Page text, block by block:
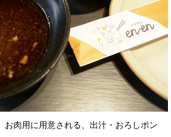
お肉用に用意される、出汁・おろしポン